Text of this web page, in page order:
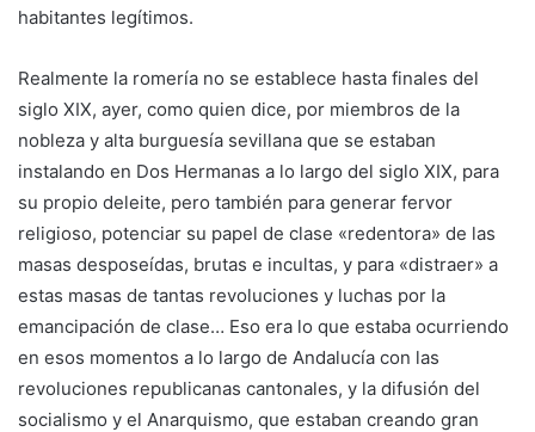
habitantes legítimos.
Realmente la romería no se establece hasta finales del
siglo XIX, ayer, como quien dice, por miembros de la
nobleza y alta burguesía sevillana que se estaban
instalando en Dos Hermanas a lo largo del siglo XIX, para
su propio deleite, pero también para generar fervor
religioso, potenciar su papel de clase «redentora» de las
masas desposeídas, brutas e incultas, y para «distraer» a
estas masas de tantas revoluciones y luchas por la
emancipación de clase… Eso era lo que estaba ocurriendo
en esos momentos a lo largo de Andalucía con las
revoluciones republicanas cantonales, y la difusión del
socialismo y el Anarquismo, que estaban creando gran